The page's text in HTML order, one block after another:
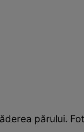
părului.